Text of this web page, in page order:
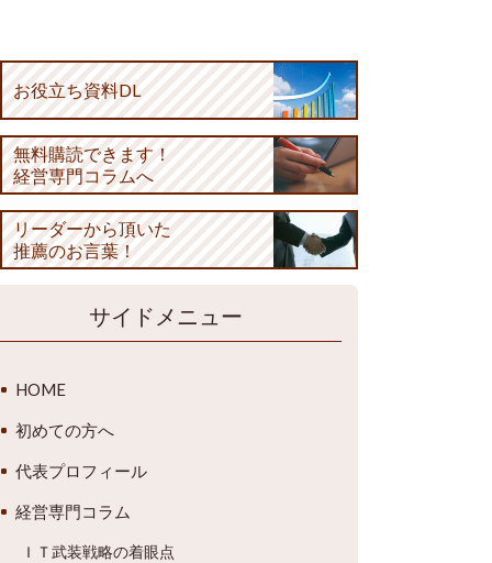
お役立ち資料DL
無料購読できます！
経営専門コラムへ
リーダーから頂いた
推薦のお言葉！
サイドメニュー
HOME
初めての方へ
代表プロフィール
経営専門コラム
ＩＴ武装戦略の着眼点